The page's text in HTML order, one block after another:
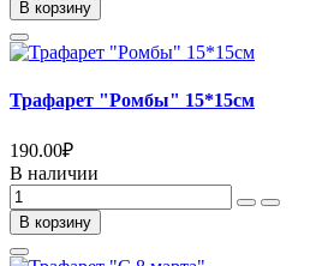
В корзину
Трафарет "Ромбы" 15*15см
190.00₽
В наличии
В корзину